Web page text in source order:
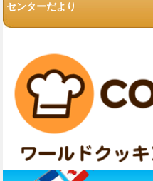
センターだより